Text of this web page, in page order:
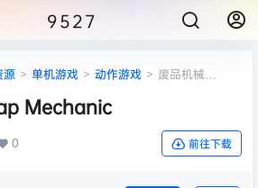
9527
源 > 单机游戏 > 动作游戏 > 废品机械
Mechanic
0 前往下载